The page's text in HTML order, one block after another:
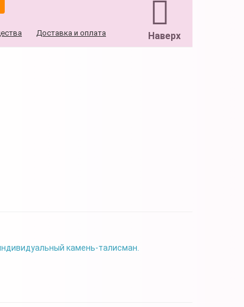
Наверх
Доставка и оплата
камень-талисман.